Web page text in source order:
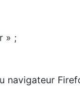
» ;
navigateur